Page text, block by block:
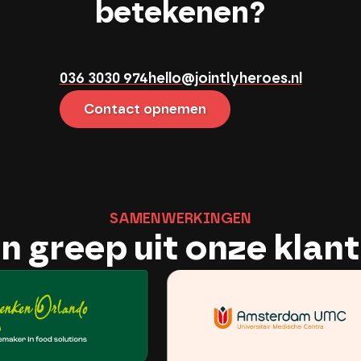
betekenen?
036 3030 974 hello@jointlyheroes.nl
Contact opnemen
greep uit onze
SA M E N W E R KI N G E N